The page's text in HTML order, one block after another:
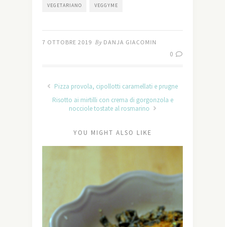
VEGETARIANO VEGGYME
7 OTTOBRE 2019 By DANJA GIACOMIN
0
Pizza provola, cipollotti caramellati e prugne
Risotto ai mirtilli con crema di gorgonzola e
nocciole tostate al rosmarino
YOU MIGHT ALSO LIKE